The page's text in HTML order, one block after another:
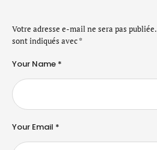
Votre adresse e-mail ne sera pas publiée.
sont indiqués avec*
Your Name *
Your Email *